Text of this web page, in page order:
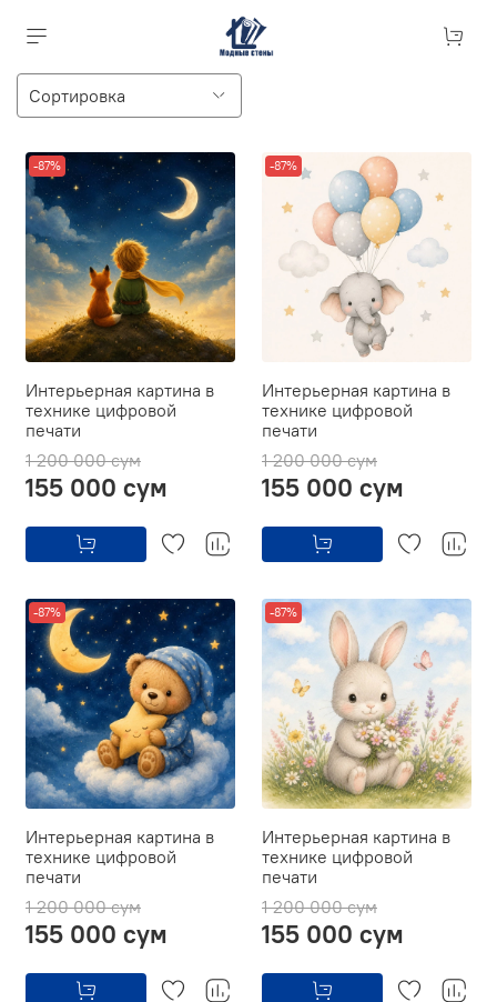
-87%
Интерьерная картина в
технике цифровой
печати
1 200 000 сум
155 000 сум
-87%
Интерьерная картина в
технике цифровой
печати
1 200 000 сум
155 000 сум
-87%
Интерьерная картина в
технике цифровой
печати
1 200 000 сум
155 000 сум
-87%
Интерьерная картина в
технике цифровой
печати
1 200 000 сум
155 000 сум